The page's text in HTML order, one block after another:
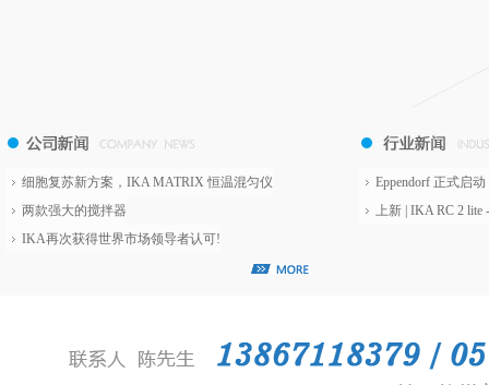
细胞复苏新方案，IKA MATRIX 恒温混匀仪
两款强大的搅拌器
IKA再次获得世界市场领导者认可!
Eppendorf 正式启
上新 | IKA RC 2